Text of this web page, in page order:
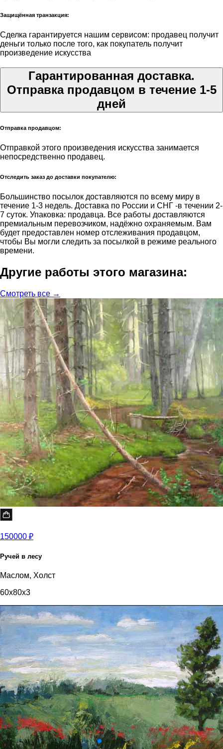
Защищённая транзакция:
Сделка гарантируется нашим сервисом: продавец получит
деньги только после того, как покупатель получит
произведение искусства
Гарантированная доставка.
Отправка продавцом в течение 1-5
дней
Отправка продавцом:
Отправкой этого произведения искусства занимается
непосредственно продавец.
Отследить заказ до доставки покупателю:
Большинство посылок доставляются по всему миру в
течение 1-3 недель. Доставка по России и СНГ -в течении 2-
7 суток. Упаковка: продавца. Все работы доставляются
премиальным перевозчиком, надёжно охраняемым. Вам
будет предоставлен номер отслеживания продавцом,
чтобы Вы могли следить за посылкой в режиме реального
времени.
Другие работы этого магазина:
Смотреть все →
150000 ₽
Ручей в лесу
Маслом, Холст
60x80x3